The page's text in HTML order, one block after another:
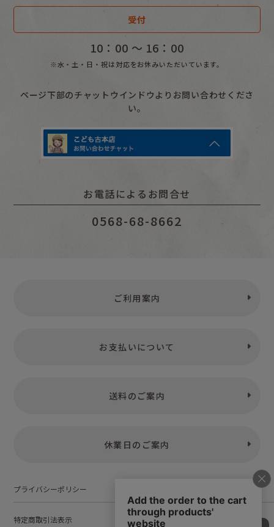
受付
10：00 〜 16：00
※水・土・日・祝は対応をお休みいただいています。
ページ下部のチャットウインドウよりお問い合わせくださ
い。
お電話によるお問合せ
0568-68-8662
ご利用案内
お支払いについて
送料のご案内
休業日のご案内
プライバシーポリシー
特定商取引法表示